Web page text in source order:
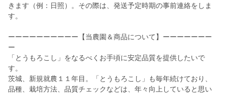
きます（例：日照）。その際は、発送予定時期の事前連絡をしま
す。
ーーーーーーーーーー【当農園＆商品について】ーーーーーーー
ー
「とうもろこし」をなるべくお手頃に安定品質を提供したいで
す。
茨城、新規就農１１年目。「とうもろこし」も毎年続けており、
品種、栽培方法、品質チェックなどは、年々向上していると思い